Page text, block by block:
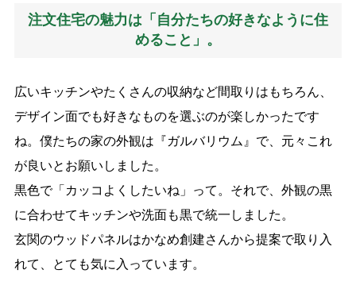
注文住宅の魅力は「自分たちの好きなように住
めること」。
広いキッチンやたくさんの収納など間取りはもちろん、
デザイン面でも好きなものを選ぶのが楽しかったです
ね。僕たちの家の外観は『ガルバリウム』で、元々これ
が良いとお願いしました。
黒色で「カッコよくしたいね」って。それで、外観の黒
に合わせてキッチンや洗面も黒で統一しました。
玄関のウッドパネルはかなめ創建さんから提案で取り入
れて、とても気に入っています。